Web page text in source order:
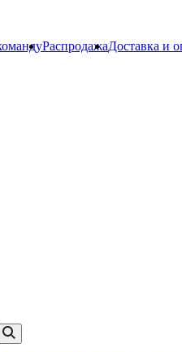
РаспродажаДоставка и